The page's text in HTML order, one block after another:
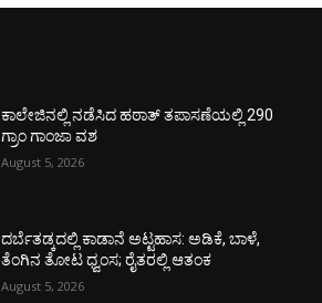
ಕಾಲೇಜಿನಲ್ಲಿ ನಡೆಸಿದ ಹಠಾತ್ ತಪಾಸಣೆಯಲ್ಲಿ 290
ಗ್ರಾಂ ಗಾಂಜಾ ವಶ
August 5, 2026
ದರ್ಬೆತಡ್ಕದಲ್ಲಿ ಕಾಡಾನೆ ಅಟ್ಟಹಾಸ: ಅಡಿಕೆ, ಬಾಳೆ,
ತೆಂಗಿನ ತೋಟ ಧ್ವಂಸ; ರೈತರಲ್ಲಿ ಆತಂಕ
August 5, 2026